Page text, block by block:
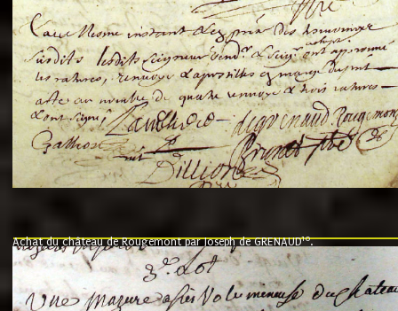
Achat du château de Rougemont par Joseph de GRENAUD10.
"l'an mil six cent soixante treze le ving neuvième jour du mois de
nommé fut présent Messire Claude Guillaume de Moyriat chevalier baron